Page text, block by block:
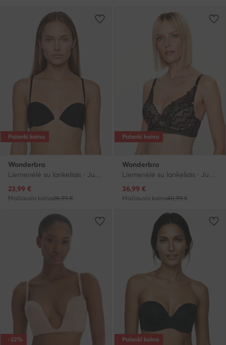
Palanki kaina
Wonderbra
Liemenėlė su lankeliais · Juoda
Dabartinė kaina
23,99 €
Mažiausia kaina26,99 €
Palanki kaina
Wonderbra
Liemenėlė su lankeliais · Juoda
Dabartinė kaina
36,99 €
Mažiausia kaina40,99 €
-22% Palanki kaina